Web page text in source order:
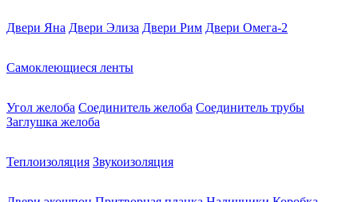
Двери Яна Двери Элиза Двери Рим Двери Омега-2
Самоклеющиеся ленты
Угол желоба Соединитель желоба Соединитель трубы
Заглушка желоба
Теплоизоляция Звукоизоляция